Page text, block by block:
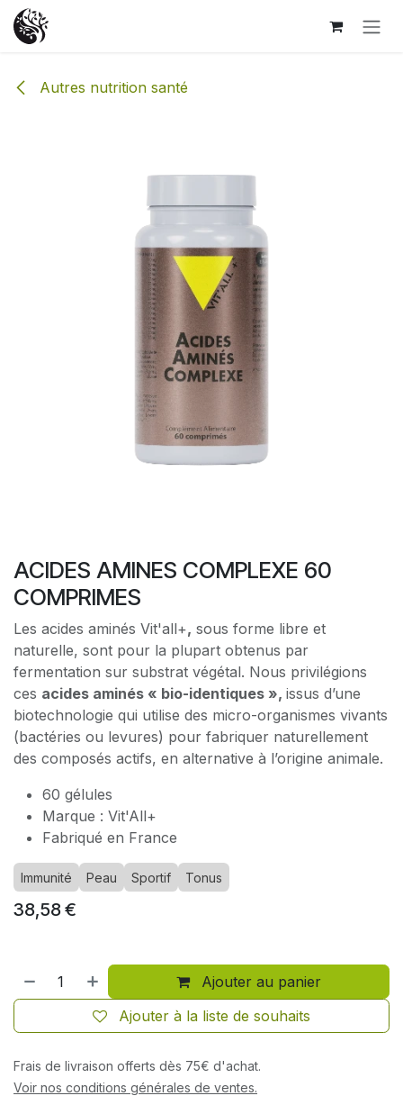
Se rendre au contenu
Autres nutrition santé
ACIDES AMINES COMPLEXE 60
COMPRIMES
Les acides aminés Vit'all+, sous forme libre et
naturelle, sont pour la plupart obtenus par
fermentation sur substrat végétal. Nous privilégions
ces acides aminés « bio-identiques », issus d’une
biotechnologie qui utilise des micro-organismes vivants
(bactéries ou levures) pour fabriquer naturellement
des composés actifs, en alternative à l’origine animale.
60 gélules
Marque : Vit'All+
Fabriqué en France
Immunité Peau Sportif Tonus
38,58€
Ajouter au panier
Ajouter à la liste de souhaits
Frais de livraison offerts dès 75€ d'achat.
Voir nos conditions générales de ventes.